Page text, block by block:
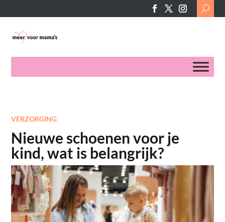
Search
for:
VERZORGING
Nieuwe schoenen voor je
kind, wat is belangrijk?